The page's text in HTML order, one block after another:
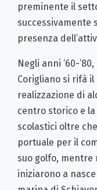
preminente il
successivamente
presenza
Negli anni ’60-
Corigliano si rifà
realizzazione di
centro storico e
scolastici oltre
portuale per il
suo golfo, mentre
iniziarono a